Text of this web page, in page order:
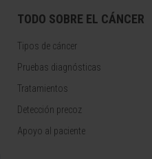
TODO SOBRE EL CÁNCER
Tipos de cáncer
Pruebas diagnósticas
Tratamientos
Detección precoz
Apoyo al paciente